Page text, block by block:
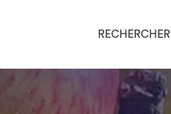
RECHERCHER